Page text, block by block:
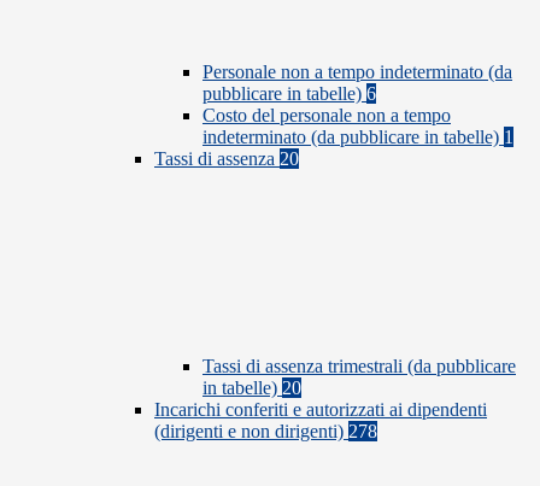
Personale non a tempo indeterminato (da
pubblicare in tabelle) 6
Costo del personale non a tempo
indeterminato (da pubblicare in tabelle) 1
Tassi di assenza 20
Tassi di assenza trimestrali (da pubblicare
in tabelle) 20
Incarichi conferiti e autorizzati ai dipendenti
(dirigenti e non dirigenti) 278